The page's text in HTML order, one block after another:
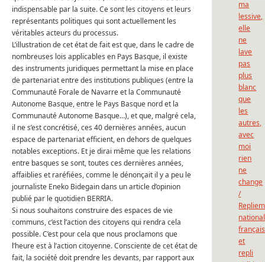
indispensable par la suite. Ce sont les citoyens et leurs
représentants politiques qui sont actuellement les
véritables acteurs du processus.
L’illustration de cet état de fait est que, dans le cadre de
nombreuses lois applicables en Pays Basque, il existe
des instruments juridiques permettant la mise en place
de partenariat entre des institutions publiques (entre la
Communauté Forale de Navarre et la Communauté
Autonome Basque, entre le Pays Basque nord et la
Communauté Autonome Basque…), et que, malgré cela,
il ne s’est concrétisé, ces 40 dernières années, aucun
espace de partenariat efficient, en dehors de quelques
notables exceptions. Et je dirai même que les relations
entre basques se sont, toutes ces dernières années,
affaiblies et raréfiées, comme le dénonçait il y a peu le
journaliste Eneko Bidegain dans un article d’opinion
publié par le quotidien BERRIA.
Si nous souhaitons construire des espaces de vie
communs, c’est l’action des citoyens qui rendra cela
possible. C’est pour cela que nous proclamons que
l’heure est à l’action citoyenne. Consciente de cet état de
fait, la société doit prendre les devants, par rapport aux
ma
lessive,
elle
ne
lave
pas
plus
blanc
que
les
autres,
avec
moi
rien
ne
change
/
et
repli